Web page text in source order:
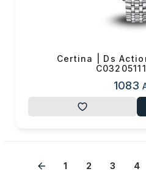
Certina | Ds
1083
1 2 3 4